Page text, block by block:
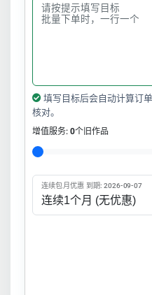
填写目标后会自动计算订
核对。
增值服务: 0个旧作品
连续包月优惠 到期: 2026-09-07